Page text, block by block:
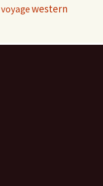
voyagewestern